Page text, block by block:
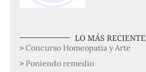
LO MÁS RECIENTE
Concurso Homeopatía y Arte
Poniendo remedio